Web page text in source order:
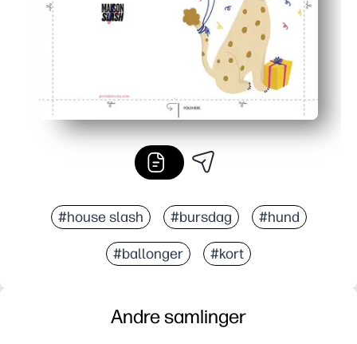
#house slash #bursdag #hund
#ballonger #kort
Andre samlinger